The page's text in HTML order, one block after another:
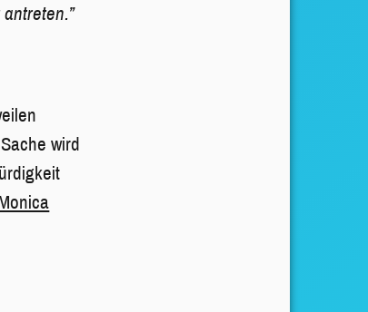
wird